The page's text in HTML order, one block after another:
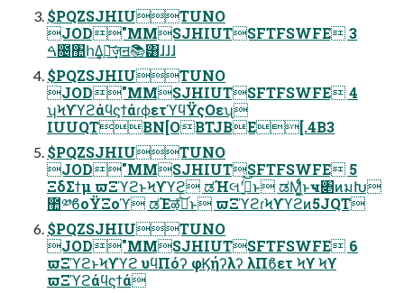
$PQZSJHIUTUNO
JOD"MMSJHIUTSFTFSWFE 3
ࠓ೔঺հ͢Δ͍ٕ͢͝ज़ॻ📚͸ɺɺɺ
$PQZSJHIUTUNO
JOD"MMSJHIUTSFTFSWFE 4
ʮϞϒϓϩάϥϛϯάɾϕετϓϥΫςΟεʯ
IUUQTBN[OBTJBE[.4B3
$PQZSJHIUTUNO
JOD"MMSJHIUTSFTFSWFE 5
ΞδΣϯμ ϖΞϓϩͱϞϒϓϩ ಡΉલʹࢥ͍ͬͯͨ͜ͱ ಡΜ͖͔͚ͩͬͱҹ৅ͷมԽ
಺༰ϐοΫΞοϓ ಡΈऴ͑ͯࢥͬͨ͜ͱ ϖΞϓϩɾϞϒϓϩͷ5JQT
$PQZSJHIUTUNO
JOD"MMSJHIUTSFTFSWFE 6
ϖΞϓϩͱϞϒϓϩ υϥΠόʔ φϏήʔλʔ λΠϐετ Ϟϒ Ϟϒ
ϖΞϓϩάϥϛϯά